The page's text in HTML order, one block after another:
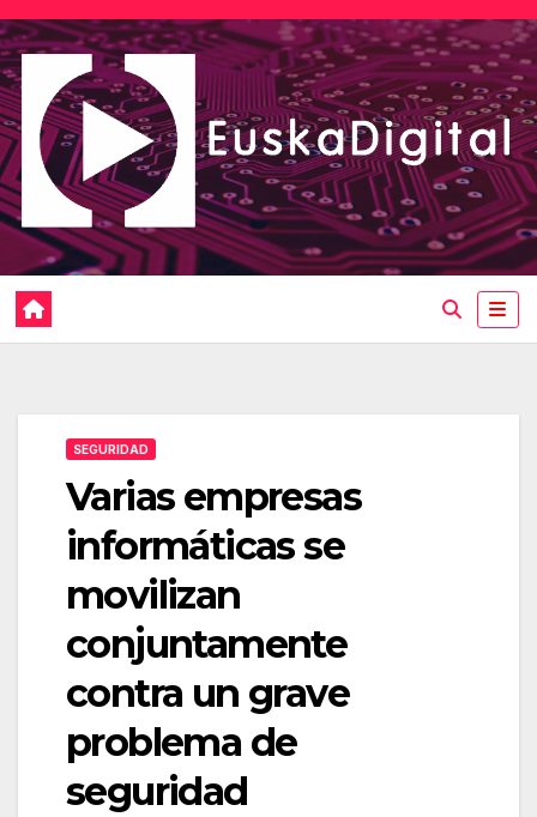
Saltar
al
contenido
SEGURIDAD
Varias empresas
informáticas se
movilizan
conjuntamente
contra un grave
problema de
seguridad